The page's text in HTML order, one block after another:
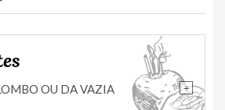
+
OU DA VAZIA